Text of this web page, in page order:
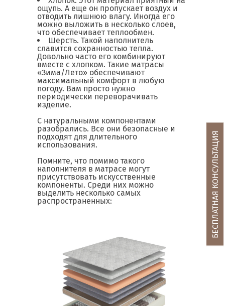
ощупь. А еще он пропускает воздух и
отводить лишнюю влагу. Иногда его
можно выложить в несколько слоев,
что обеспечивает теплообмен.
Шерсть. Такой наполнитель
славится сохранностью тепла.
Довольно часто его комбинируют
вместе с хлопком. Такие матрасы
«Зима/Лето» обеспечивают
максимальный комфорт в любую
погоду. Вам просто нужно
периодически переворачивать
изделие.
С натуральными компонентами
разобрались. Все они безопасные и
подходят для длительного
использования.
Помните, что помимо такого
наполнителя в матрасе могут
присутствовать искусственные
компоненты. Среди них можно
выделить несколько самых
распространенных:
БЕСПЛАТНАЯ КОНСУЛЬТАЦИЯ